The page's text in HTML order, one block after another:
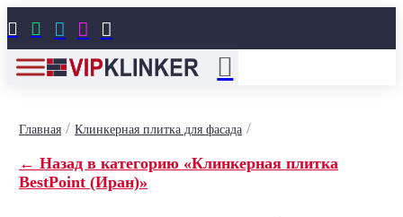
    
Главная/ Клинкерная плитка для фасада/
← Назад в категорию «Клинкерная плитка
BestPoint (Иран)»